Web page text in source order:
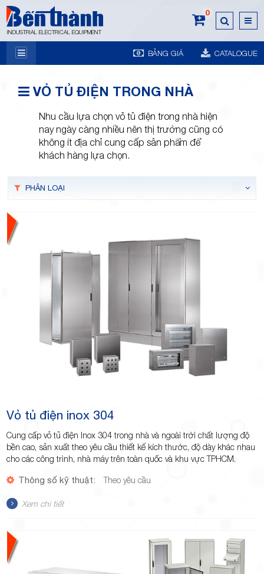
INDUSTRIAL ELECTRICAL EQUIPMENT
0
BẢNG GIÁ CATALOGUE
7A
Trương
Minh
Giảng,
phường
Hiệp Phú,
VỎ TỦ ĐIỆN TRONG NHÀ
Nhu cầu lựa chọn vỏ tủ điện trong nhà hiện
nay ngày càng nhiều nên thị trường cũng có
không ít địa chỉ cung cấp sản phẩm để
khách hàng lựa chọn.
PHÂN LOẠI
Vỏ tủ điện inox 304
Cung cấp vỏ tủ điện Inox 304 trong nhà và ngoài trời chất lượng độ
bền cao, sản xuất theo yêu cầu thiết kế kích thước, độ dày khác nhau
cho các công trình, nhà máy trên toàn quốc và khu vực TPHCM.
Thông số kỹ thuật: Theo yêu cầu
Xem chi tiết